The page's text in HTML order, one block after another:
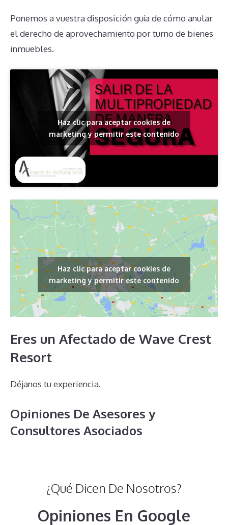
Ponemos a vuestra disposición guía de cómo anular
el derecho de aprovechamiento por turno de bienes
inmuebles.
Haz clic para aceptar cookies de
marketing y permitir este contenido
Haz clic para aceptar cookies de
marketing y permitir este contenido
Eres un Afectado de Wave Crest
Resort
Déjanos tu experiencia.
Opiniones De Asesores y
Consultores Asociados
¿Qué Dicen De Nosotros?
Opiniones En Google